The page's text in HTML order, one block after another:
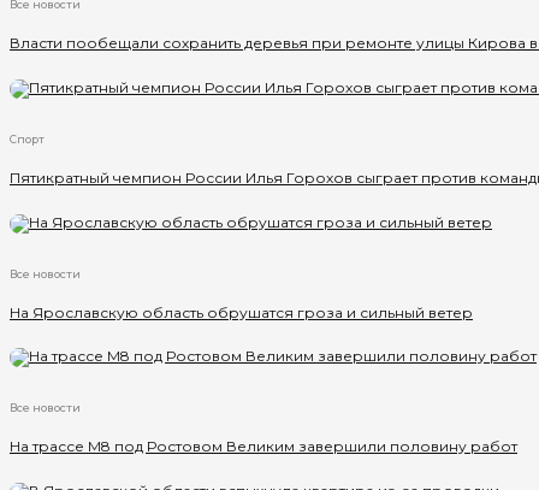
Все новости
Власти пообещали сохранить деревья при ремонте улицы Кирова
Спорт
Пятикратный чемпион России Илья Горохов сыграет против
Все новости
На Ярославскую область обрушатся гроза и сильный ветер
Все новости
На трассе М8 под Ростовом Великим завершили половину работ